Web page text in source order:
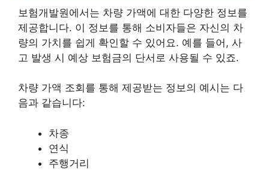
보험개발원에서는 차량 가액에 대한 다양한 정보를
제공합니다. 이 정보를 통해 소비자들은 자신의 차
량의 가치를 쉽게 확인할 수 있어요. 예를 들어, 사
고 발생 시 예상 보험금의 단서로 사용될 수 있죠.
차량 가액 조회를 통해 제공받는 정보의 예시는 다
음과 같습니다:
차종
연식
주행거리